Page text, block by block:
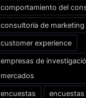
comportamiento del
consultoría de marketing
customer experience
empresas de
mercados
encuestas